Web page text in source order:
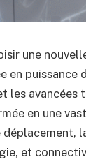
une
puissance
les avancées
en une
et